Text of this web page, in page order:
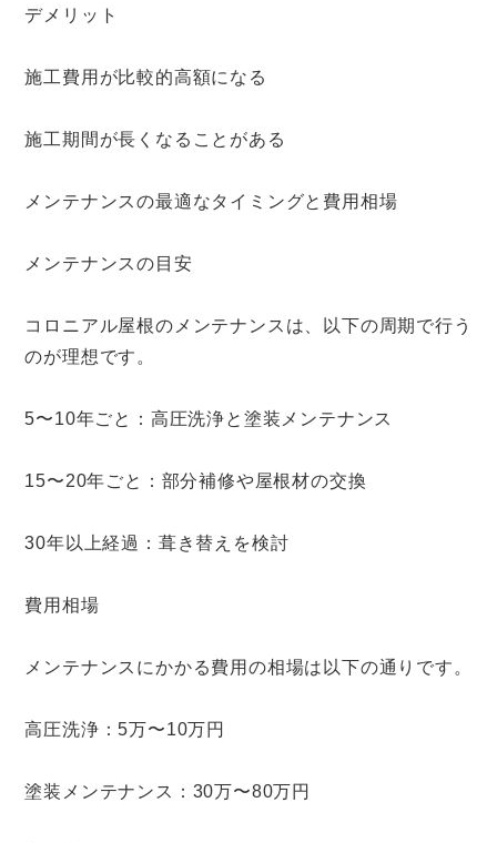
デメリット
施工費用が比較的高額になる
施工期間が長くなることがある
メンテナンスの最適なタイミングと費用相場
メンテナンスの目安
コロニアル屋根のメンテナンスは、以下の周期で行う
のが理想です。
5〜10年ごと：高圧洗浄と塗装メンテナンス
15〜20年ごと：部分補修や屋根材の交換
30年以上経過：葺き替えを検討
費用相場
メンテナンスにかかる費用の相場は以下の通りです。
高圧洗浄：5万〜10万円
塗装メンテナンス：30万〜80万円